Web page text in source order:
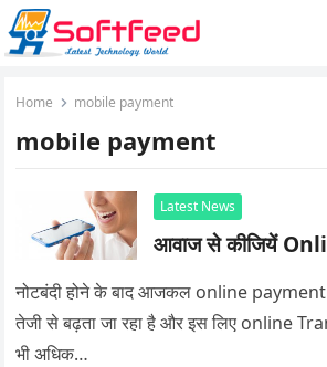
Home mobile payment
mobile payment
Latest News
आवाज से कीजियें
नोटबंदी होने के बाद आजकल online payment
तेजी से बढ़ता जा रहा है और इस लिए online
भी अधिक…